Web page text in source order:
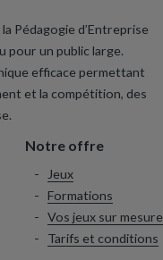
Pédagogie d’Entreprise
pour un public large.
efficace permettant
et la compétition, des
Notre offre
Jeux
Formations
Vos jeux sur mesure
Tarifs et conditions